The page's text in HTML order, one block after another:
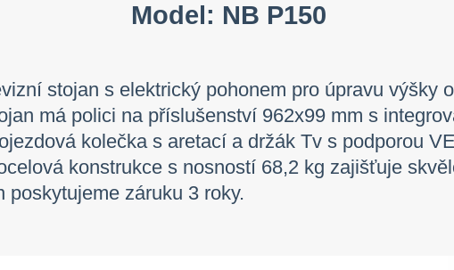
Model: NB P150
stojan s elektrický pohonem pro úpravu výšky
má polici na příslušenství 962x99 mm s
kolečka s aretací a držák Tv s podporou
konstrukce s nosností 68,2 kg zajišťuje
poskytujeme záruku 3 roky.